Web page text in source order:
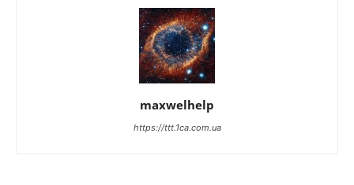
maxwelhelp
https://ttt.1ca.com.ua